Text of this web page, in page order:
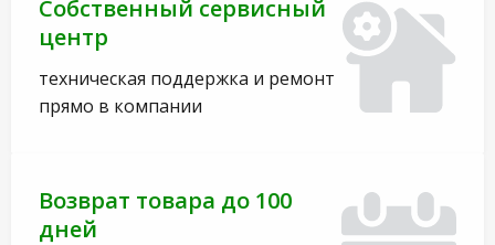
Собственный сервисный
центр
техническая поддержка и ремонт
прямо в компании
Возврат товара до 100
дней